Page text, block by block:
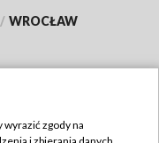
/ WROCŁAW
zgody na